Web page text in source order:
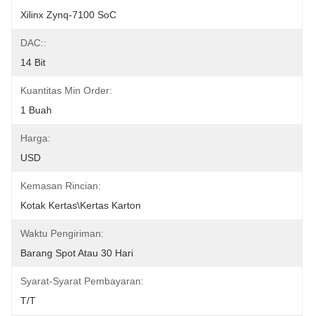
Xilinx Zynq-7100 SoC
DAC::
14 Bit
Kuantitas Min Order:
1 Buah
Harga:
USD
Kemasan Rincian:
Kotak Kertas\Kertas Karton
Waktu Pengiriman:
Barang Spot Atau 30 Hari
Syarat-Syarat Pembayaran:
T/T